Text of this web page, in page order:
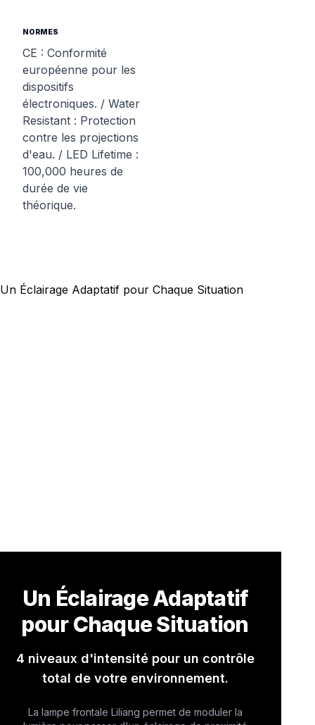
NORMES
CE : Conformité
européenne pour les
dispositifs
électroniques. / Water
Resistant : Protection
contre les projections
d'eau. / LED Lifetime :
100,000 heures de
durée de vie
théorique.
Un Éclairage Adaptatif
pour Chaque Situation
4 niveaux d'intensité pour un contrôle
total de votre environnement.
La lampe frontale Liliang permet de moduler la